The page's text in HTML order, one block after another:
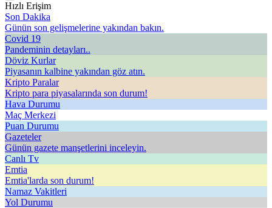
Hızlı Erişim
Son Dakika
Günün son gelişmelerine yakından bakın.
Covid 19
Pandeminin detayları..
Döviz Kurlar
Piyasanın kalbine yakından göz atın.
Kripto Paralar
Kripto para piyasalarında son durum!
Hava Durumu
Maç Merkezi
Puan Durumu
Gazeteler
Günün gazete manşetlerini inceleyin.
Canlı Tv
Emtia
Emtia'larda son durum!
Namaz Vakitleri
Yol Durumu